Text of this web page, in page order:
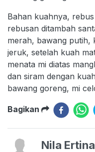
Bahan kuahnya,
rebusan ditambah
merah, bawang putih,
jeruk, setelah kuah
menata mi diatas
dan siram dengan
bawang goreng, mi
Bagikan
Nila Ertina